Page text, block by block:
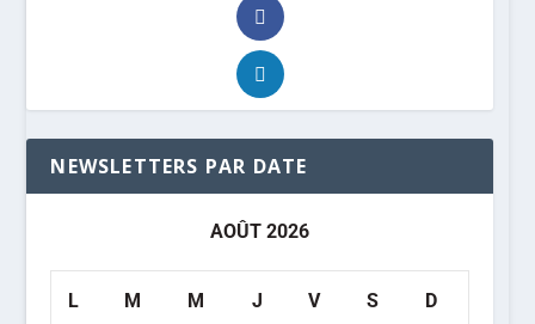
NEWSLETTERS PAR DATE
AOÛT 2026
L M M J V S D